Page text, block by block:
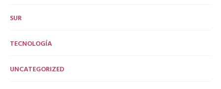
SUR
TECNOLOGÍA
UNCATEGORIZED